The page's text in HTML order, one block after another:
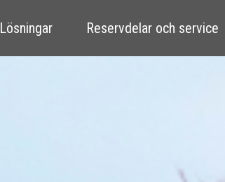
Lösningar Reservdelar och service